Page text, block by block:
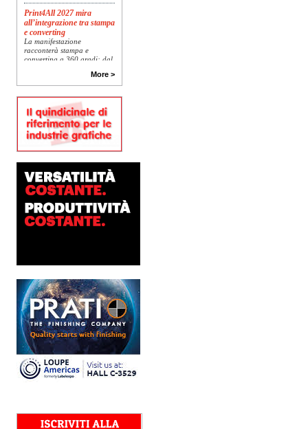
Print4All 2027 mira
all’integrazione tra stampa
e converting
La manifestazione
racconterà stampa e
converting a 360 gradi: dal
package printing alle
applicazioni industriali, fino
alla visual communication.
Una...
Platinum Technologies
presenta SIGNATURE
Flatbed
Dopo anni di ricerca,
sviluppo e analisi
approfondita delle reali
esigenze produttive del
mercato, Platinum
Technologies, centro
Nava Press sceglie
workflow la nuova
Minolta, il sistema inkjet UV
LED B2+ progettato per...
Polyedra diventa un
marchio europeo: nasce
Polyedra Distribution
Group
Le società di distribuzione di
Torraspapel adottano il
brand Polyedra per
More >